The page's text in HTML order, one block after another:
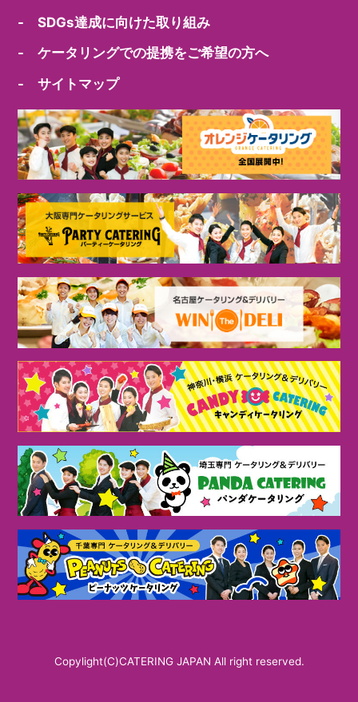
- SDGs達成に向けた取り組み
- ケータリングでの提携をご希望の方へ
- サイトマップ
Copylight(C)CATERING JAPAN All right reserved.